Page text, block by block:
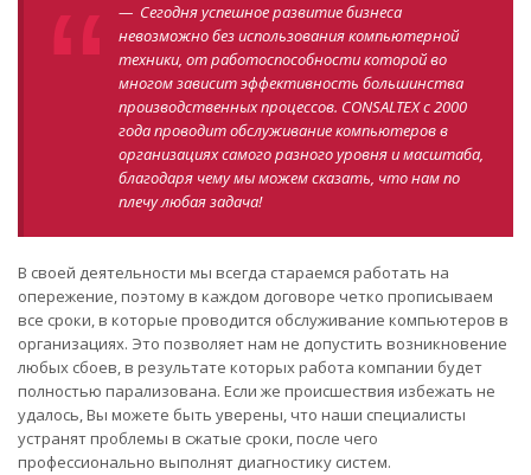
— Сегодня успешное развитие бизнеса
невозможно без использования компьютерной
техники, от работоспособности которой во
многом зависит эффективность большинства
производственных процессов. CONSALTEX с 2000
года проводит обслуживание компьютеров в
организациях самого разного уровня и масштаба,
благодаря чему мы можем сказать, что нам по
плечу любая задача!
В своей деятельности мы всегда стараемся работать на
опережение, поэтому в каждом договоре четко прописываем
все сроки, в которые проводится обслуживание компьютеров в
организациях. Это позволяет нам не допустить возникновение
любых сбоев, в результате которых работа компании будет
полностью парализована. Если же происшествия избежать не
удалось, Вы можете быть уверены, что наши специалисты
устранят проблемы в сжатые сроки, после чего
профессионально выполнят диагностику систем.